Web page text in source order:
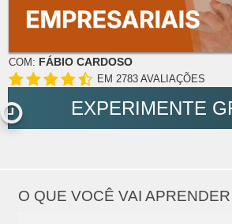
COM: FÁBIO CARDOSO
EM 2783 AVALIAÇÕES
EXPERIMENTE
O QUE VOCÊ VAI APRENDER